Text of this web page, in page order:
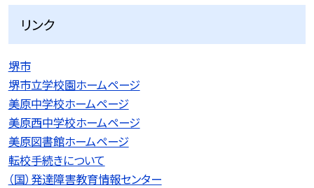
リンク
堺市
堺市立学校園ホームページ
美原中学校ホームページ
美原西中学校ホームページ
美原図書館ホームページ
転校手続きについて
（国）発達障害教育情報センター